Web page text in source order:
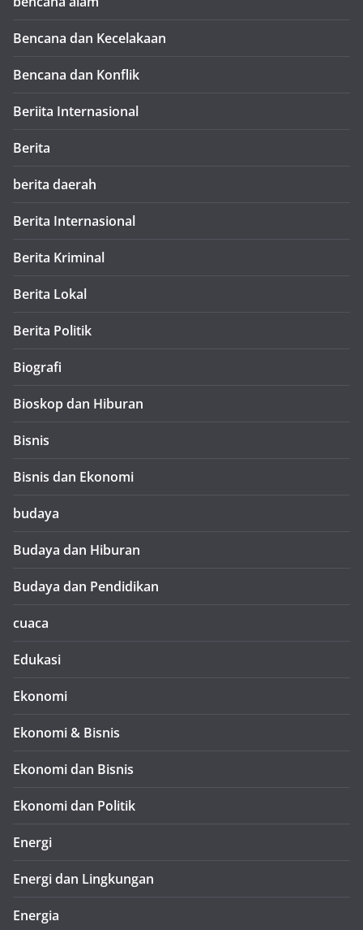
Bencana dan Kecelakaan
Bencana dan Konflik
Beriita Internasional
Berita
berita daerah
Berita Internasional
Berita Kriminal
Berita Lokal
Berita Politik
Biografi
Bioskop dan Hiburan
Bisnis
Bisnis dan Ekonomi
budaya
Budaya dan Hiburan
Budaya dan Pendidikan
cuaca
Edukasi
Ekonomi
Ekonomi & Bisnis
Ekonomi dan Bisnis
Ekonomi dan Politik
Energi
Energi dan Lingkungan
Energia